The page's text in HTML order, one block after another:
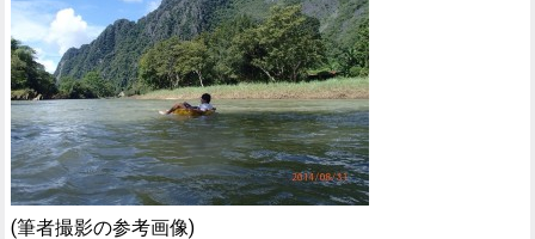
(筆者撮影の参考画像)